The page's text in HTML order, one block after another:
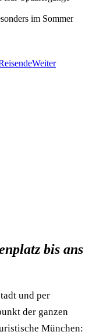
im Sommer
Weiter
bis ans
und per
der ganzen
München: